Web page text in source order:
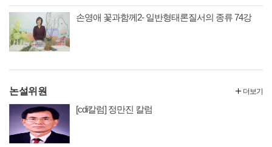
손영애 꽃과함께2- 일반형태론질서의 종류 74강
논설위원
[cdi칼럼] 정만진 칼럼
더보기